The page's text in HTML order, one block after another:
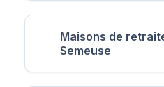
Maisons de
Semeuse